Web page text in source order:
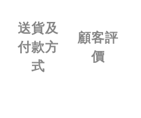
送貨及
付款方
式
顧客評
價